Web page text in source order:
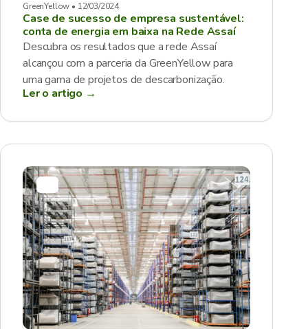
GreenYellow • 12/03/2024
Case de sucesso de empresa sustentável:
conta de energia em baixa na Rede Assaí
Descubra os resultados que a rede Assaí
alcançou com a parceria da GreenYellow para
uma gama de projetos de descarbonização.
Ler o artigo →